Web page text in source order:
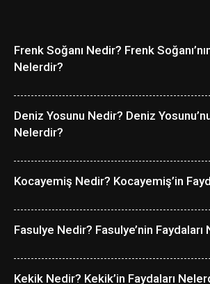
Frenk Soğanı Nedir? Frenk
Nelerdir?
Deniz Yosunu Nedir? Deniz
Nelerdir?
Kocayemiş Nedir? Kocayemiş’in
Fasulye Nedir? Fasulye’nin Faydaları
Kekik Nedir? Kekik’in Faydaları